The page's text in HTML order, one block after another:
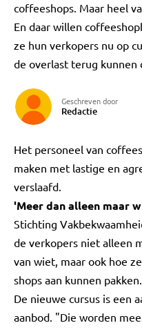
coffeeshops. Maar heel
En daar willen
ze hun verkopers nu op
de overlast terug kunnen
Geschreven door
Redactie
Het personeel van
maken met lastige en
verslaafd.
'Meer dan alleen maar
Stichting
de verkopers niet alleen
van wiet, maar ook hoe
shops aan kunnen pakken.
De nieuwe cursus is een
aanbod. "Die worden